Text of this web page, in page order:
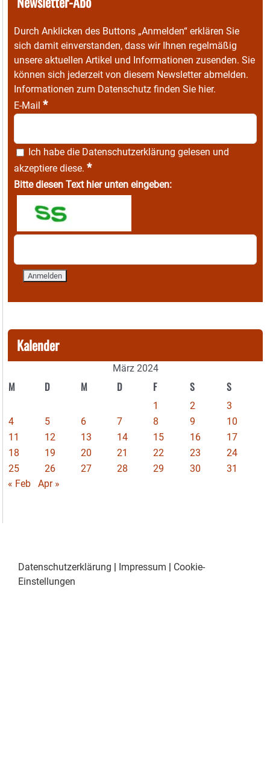
Durch Anklicken des Buttons „Anmelden“ erklären Sie
sich damit einverstanden, dass wir Ihnen regelmäßig
unsere aktuellen Artikel und Informationen zusenden. Sie
können sich jederzeit von diesem Newsletter abmelden.
Informationen zum Datenschutz finden Sie hier.
E-Mail *
Ich habe die Datenschutzerklärung gelesen und
akzeptiere diese. *
Bitte diesen Text hier unten eingeben:
Kalender
März 2024
M D M D F S S
1 2
3
4
5 6 7 8 9
10
11
12 13 14 15 16
17
18
19 20 21 22 23
24
25
26 27 28 29 30
31
« Feb
Apr »
Datenschutzerklärung | Impressum | Cookie-
Einstellungen